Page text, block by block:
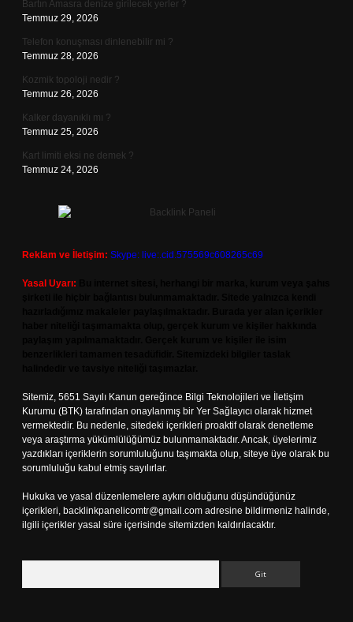
Bartın Amasra denize girilecek yerler ?
Temmuz 29, 2026
Telefon konuşması dinlenebilir mi ?
Temmuz 28, 2026
Kozmik topoloji nedir ?
Temmuz 26, 2026
Kalker dayanıklı mı ?
Temmuz 25, 2026
Kart limiti eksi ne demek ?
Temmuz 24, 2026
Reklam ve İletişim: Skype: live:.cid.575569c608265c69
Yasal Uyarı:
Sitemiz, 5651 Sayılı Kanun gereğince Bilgi Teknolojileri ve İletişim
Kurumu (BTK) tarafından onaylanmış bir Yer Sağlayıcı olarak hizmet
vermektedir. Bu nedenle, sitedeki içerikleri proaktif olarak denetleme
veya araştırma yükümlülüğümüz bulunmamaktadır. Ancak, üyelerimiz
yazdıkları içeriklerin sorumluluğunu taşımakta olup, siteye üye olarak bu
sorumluluğu kabul etmiş sayılırlar.
Hukuka ve yasal düzenlemelere aykırı olduğunu düşündüğünüz
içerikleri, backlinkpanelicomtr@gmail.com adresine bildirmeniz halinde,
ilgili içerikler yasal süre içerisinde sitemizden kaldırılacaktır.